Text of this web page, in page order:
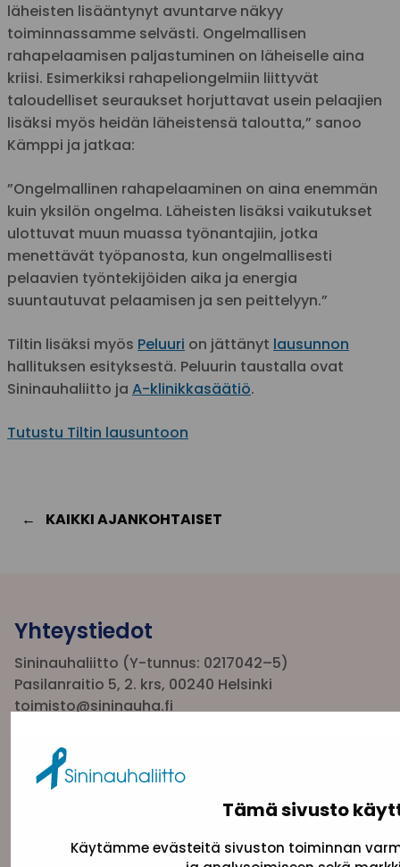
Tämä sivusto
Käytämme evästeitä sivuston toiminnan
läheisten lisääntynyt avuntarve näkyy
toiminnassamme selvästi. Ongelmallisen
rahapelaamisen paljastuminen on läheiselle aina
kriisi. Esimerkiksi rahapeliongelmiin liittyvät
taloudelliset seuraukset horjuttavat usein pelaajien
lisäksi myös heidän läheistensä taloutta,” sanoo
Kämppi ja jatkaa:
”Ongelmallinen rahapelaaminen on aina enemmän
kuin yksilön ongelma. Läheisten lisäksi vaikutukset
ulottuvat muun muassa työnantajiin, jotka
menettävät työpanosta, kun ongelmallisesti
pelaavien työntekijöiden aika ja energia
suuntautuvat pelaamisen ja sen peittelyyn.”
Tiltin lisäksi myös Peluuri on jättänyt lausunnon
hallituksen esityksestä. Peluurin taustalla ovat
Sininauhaliitto ja A-klinikkasäätiö.
Tutustu Tiltin lausuntoon
KAIKKI AJANKOHTAISET
Yhteystiedot
Sininauhaliitto (Y-tunnus: 0217042–5)
Pasilanraitio 5, 2. krs, 00240 Helsinki
toimisto@sininauha.fi